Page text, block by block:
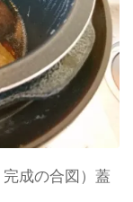
成の合図）蓋